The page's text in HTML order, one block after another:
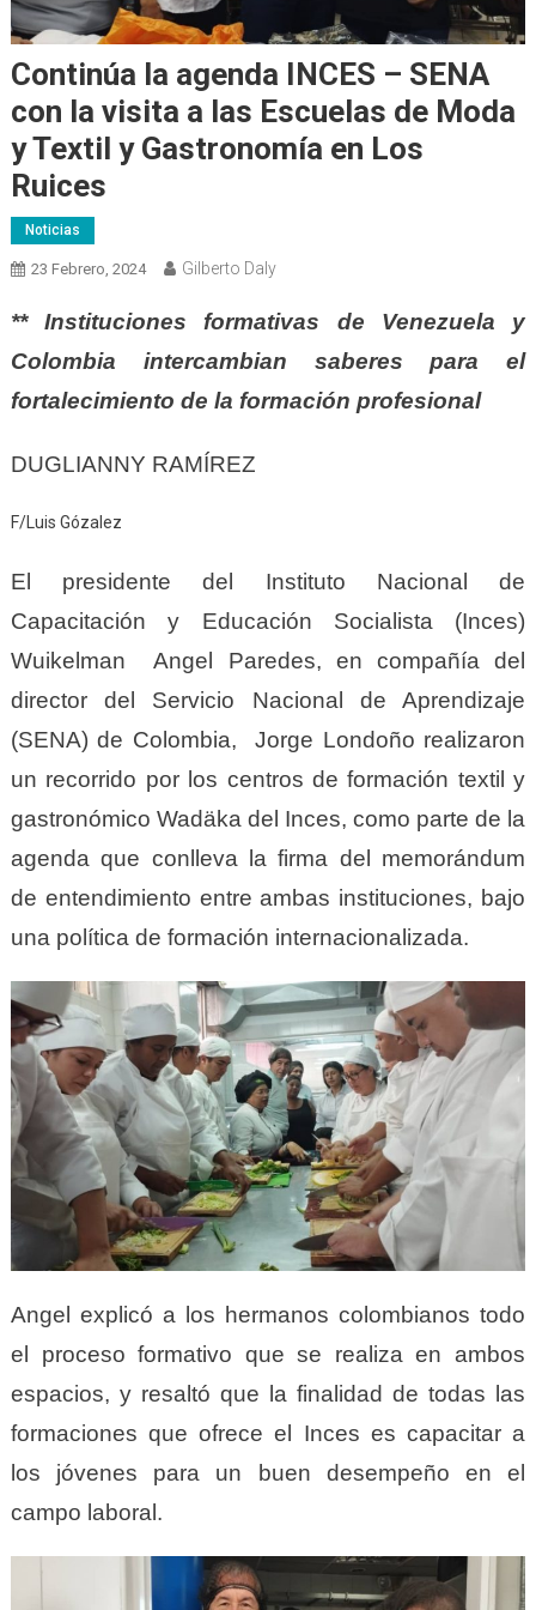
Continúa la agenda INCES – SENA
con la visita a las Escuelas de Moda
y Textil y Gastronomía en Los
Ruices
Noticias
23 Febrero, 2024 Gilberto Daly
** Instituciones formativas de Venezuela y
Colombia intercambian saberes para el
fortalecimiento de la formación profesional
DUGLIANNY RAMÍREZ
F/Luis Gózalez
El presidente del Instituto Nacional de
Capacitación y Educación Socialista (Inces)
Wuikelman Angel Paredes, en compañía del
director del Servicio Nacional de Aprendizaje
(SENA) de Colombia, Jorge Londoño realizaron
un recorrido por los centros de formación textil y
gastronómico Wadäka del Inces, como parte de la
agenda que conlleva la firma del memorándum
de entendimiento entre ambas instituciones, bajo
una política de formación internacionalizada.
Angel explicó a los hermanos colombianos todo
el proceso formativo que se realiza en ambos
espacios, y resaltó que la finalidad de todas las
formaciones que ofrece el Inces es capacitar a
los jóvenes para un buen desempeño en el
campo laboral.